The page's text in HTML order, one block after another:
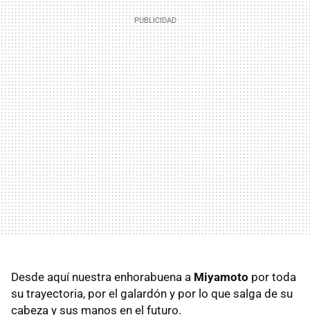
Desde aquí nuestra enhorabuena a Miyamoto por toda
su trayectoria, por el galardón y por lo que salga de su
cabeza y sus manos en el futuro.